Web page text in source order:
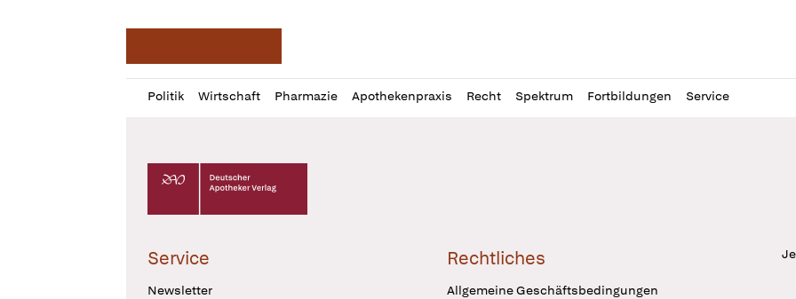
Politik Wirtschaft Pharmazie Apothekenpraxis Recht Spektrum Fortbildungen Service
Profil
öffnen
Daz
Pur
Deutscher Apotheker Verlag Logo
Service
Newsletter
Rechtliches
Allgemeine Geschäftsbedingungen